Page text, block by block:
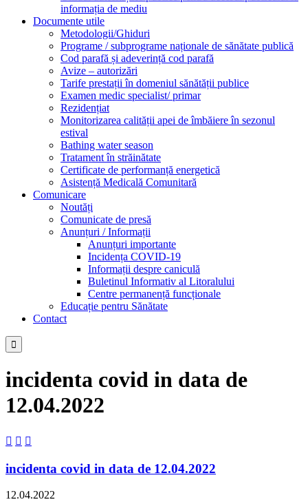
informația de mediu
Documente utile
Metodologii/Ghiduri
Programe / subprograme naționale de sănătate publică
Cod parafă și adeverință cod parafă
Avize – autorizări
Tarife prestații în domeniul sănătății publice
Examen medic specialist/ primar
Rezidențiat
Monitorizarea calității apei de îmbăiere în sezonul
estival
Bathing water season
Tratament în străinătate
Certificate de performanță energetică
Asistență Medicală Comunitară
Comunicare
Noutăți
Comunicate de presă
Anunțuri / Informații
Anunțuri importante
Incidența COVID-19
Informații despre caniculă
Buletinul Informativ al Litoralului
Centre permanență funcționale
Educație pentru Sănătate
Contact

incidenta covid in data de
12.04.2022
  
incidenta covid in data de 12.04.2022
12.04.2022